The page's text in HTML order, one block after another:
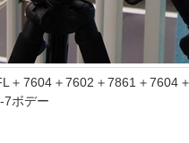
＋7604＋7602＋7861＋7604
7ボデー